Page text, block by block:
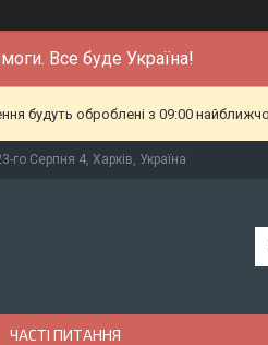
Все буде Україна!
будуть оброблені з 09:00
го Серпня 4, Харків, Україна
ЧАСТІ ПИТАННЯ